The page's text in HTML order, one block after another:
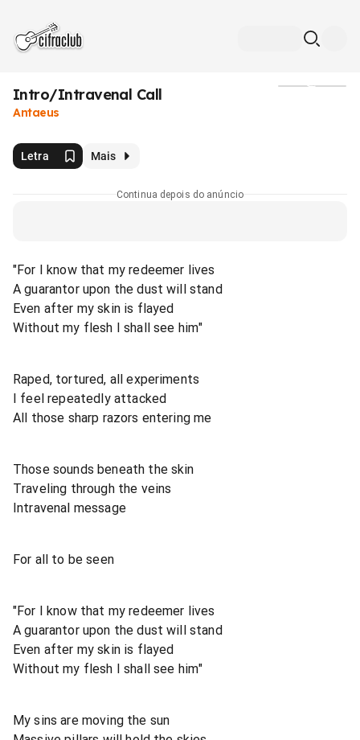
Intro/Intravenal Call
Antaeus
Letra Mais
Continua depois do anúncio
"For I know that my redeemer lives
A guarantor upon the dust will stand
Even after my skin is flayed
Without my flesh I shall see him"
Raped, tortured, all experiments
I feel repeatedly attacked
All those sharp razors entering me
Those sounds beneath the skin
Traveling through the veins
Intravenal message
For all to be seen
"For I know that my redeemer lives
A guarantor upon the dust will stand
Even after my skin is flayed
Without my flesh I shall see him"
My sins are moving the sun